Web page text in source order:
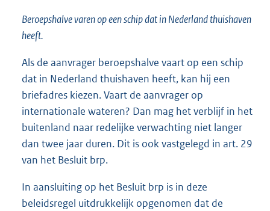
Beroepshalve varen op een schip dat in Nederland thuishaven
heeft.
Als de aanvrager beroepshalve vaart op een schip
dat in Nederland thuishaven heeft, kan hij een
briefadres kiezen. Vaart de aanvrager op
internationale wateren? Dan mag het verblijf in het
buitenland naar redelijke verwachting niet langer
dan twee jaar duren. Dit is ook vastgelegd in art. 29
van het Besluit brp.
In aansluiting op het Besluit brp is in deze
beleidsregel uitdrukkelijk opgenomen dat de